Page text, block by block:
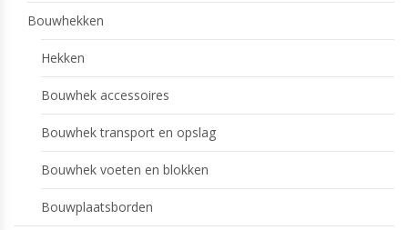
Bouwhekken
Hekken
Bouwhek accessoires
Bouwhek transport en opslag
Bouwhek voeten en blokken
Bouwplaatsborden